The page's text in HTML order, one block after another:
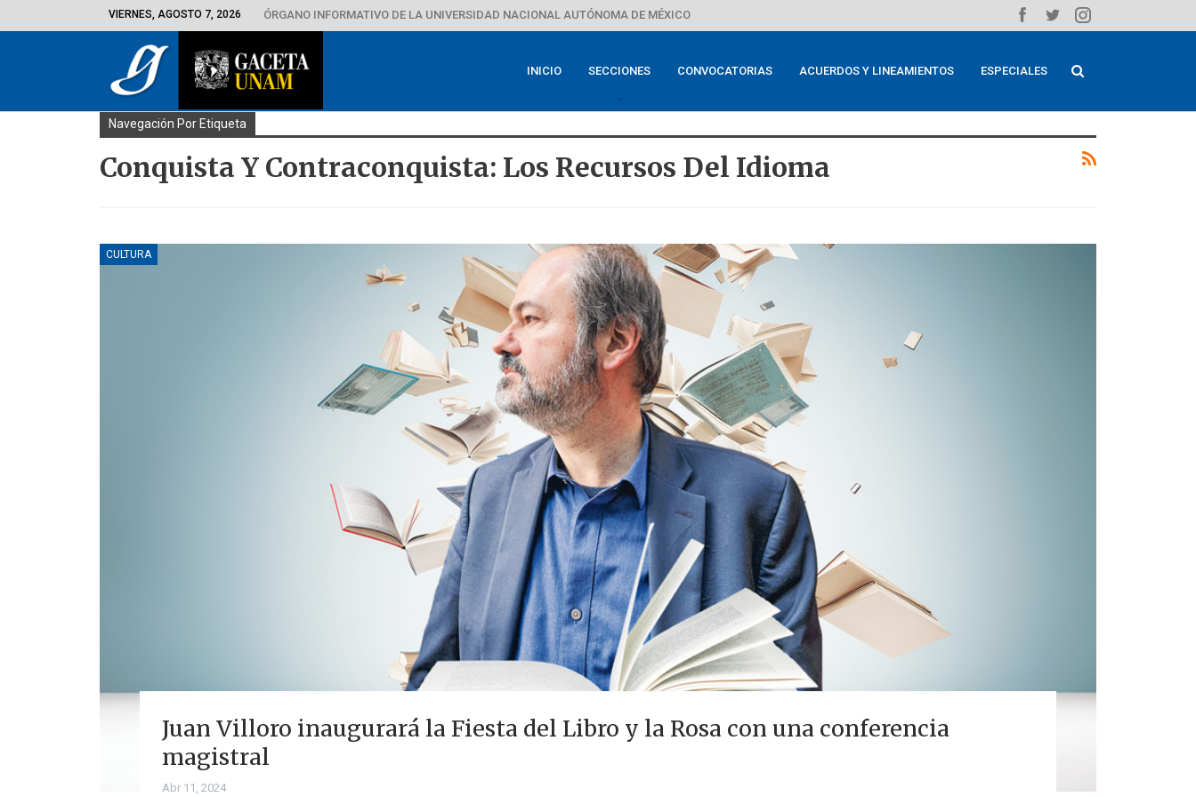
VIERNES, AGOSTO 7, 2026 ÓRGANO INFORMATIVO DE LA UNIVERSIDAD NACIONAL AUTÓNOMA DE MÉXICO
INICIO SECCIONES CONVOCATORIAS ACUERDOS Y LINEAMIENTOS ESPECIALES
Navegación Por Etiqueta
Conquista Y Contraconquista: Los Recursos Del Idioma
CULTURA
Juan Villoro inaugurará la Fiesta del Libro y la Rosa con una conferencia
magistral
Abr 11, 2024